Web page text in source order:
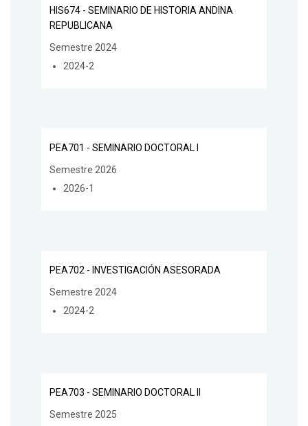
HIS674 - SEMINARIO DE HISTORIA ANDINA
REPUBLICANA
Semestre 2024
2024-2
PEA701 - SEMINARIO DOCTORAL I
Semestre 2026
2026-1
PEA702 - INVESTIGACIÓN ASESORADA
Semestre 2024
2024-2
PEA703 - SEMINARIO DOCTORAL II
Semestre 2025